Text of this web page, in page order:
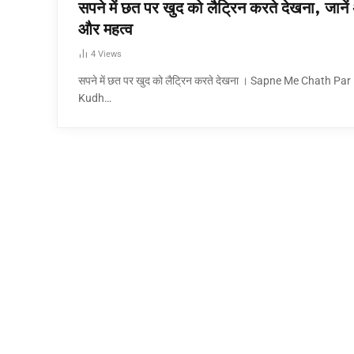
सपने में छत पर खुद को लैट्रिन करते देखना, जानें
और महत्व
4 Views
सपने में छत पर खुद को लैट्रिन करते देखना । Sapne Me Chath Par
Kudh…